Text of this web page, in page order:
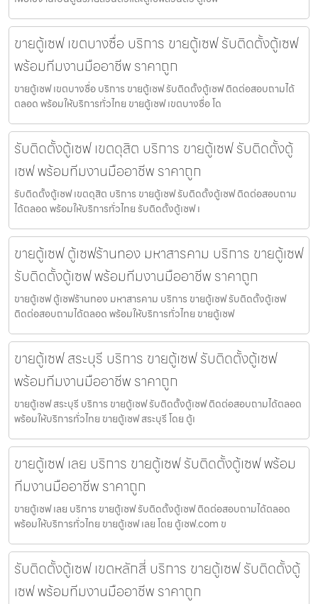
ขายตู้เซฟ เขตบางซื่อ บริการ ขายตู้เซฟ รับติดตั้งตู้เซฟ
พร้อมทีมงานมืออาชีพ ราคาถูก
ขายตู้เซฟ เขตบางซื่อ บริการ ขายตู้เซฟ รับติดตั้งตู้เซฟ ติดต่อสอบถามได้
ตลอด พร้อมให้บริการทั่วไทย ขายตู้เซฟ เขตบางซื่อ โด
รับติดตั้งตู้เซฟ เขตดุสิต บริการ ขายตู้เซฟ รับติดตั้งตู้
เซฟ พร้อมทีมงานมืออาชีพ ราคาถูก
รับติดตั้งตู้เซฟ เขตดุสิต บริการ ขายตู้เซฟ รับติดตั้งตู้เซฟ ติดต่อสอบถาม
ได้ตลอด พร้อมให้บริการทั่วไทย รับติดตั้งตู้เซฟ เ
ขายตู้เซฟ ตู้เซฟร้านทอง มหาสารคาม บริการ ขายตู้เซฟ
รับติดตั้งตู้เซฟ พร้อมทีมงานมืออาชีพ ราคาถูก
ขายตู้เซฟ ตู้เซฟร้านทอง มหาสารคาม บริการ ขายตู้เซฟ รับติดตั้งตู้เซฟ
ติดต่อสอบถามได้ตลอด พร้อมให้บริการทั่วไทย ขายตู้เซฟ
ขายตู้เซฟ สระบุรี บริการ ขายตู้เซฟ รับติดตั้งตู้เซฟ
พร้อมทีมงานมืออาชีพ ราคาถูก
ขายตู้เซฟ สระบุรี บริการ ขายตู้เซฟ รับติดตั้งตู้เซฟ ติดต่อสอบถามได้ตลอด
พร้อมให้บริการทั่วไทย ขายตู้เซฟ สระบุรี โดย ตู้เ
ขายตู้เซฟ เลย บริการ ขายตู้เซฟ รับติดตั้งตู้เซฟ พร้อม
ทีมงานมืออาชีพ ราคาถูก
ขายตู้เซฟ เลย บริการ ขายตู้เซฟ รับติดตั้งตู้เซฟ ติดต่อสอบถามได้ตลอด
พร้อมให้บริการทั่วไทย ขายตู้เซฟ เลย โดย ตู้เซฟ.com ข
รับติดตั้งตู้เซฟ เขตหลักสี่ บริการ ขายตู้เซฟ รับติดตั้งตู้
เซฟ พร้อมทีมงานมืออาชีพ ราคาถูก